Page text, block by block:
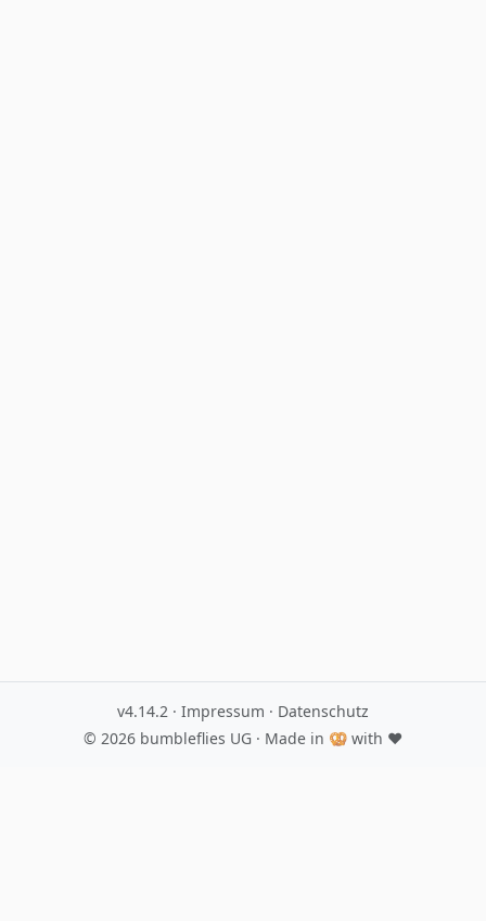
v4.14.2 · Impressum · Datenschutz
© 2026 bumbleflies UG · Made in 🥨 with ♥️